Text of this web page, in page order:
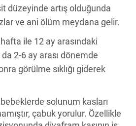
düzeyinde artış olduğunda
ve ani ölüm meydana gelir.
ile 12 ay arasındaki
da 2-6 ay arası dönemde
görülme sıklığı giderek
solunum kasları
çabuk yorulur. Özellikle